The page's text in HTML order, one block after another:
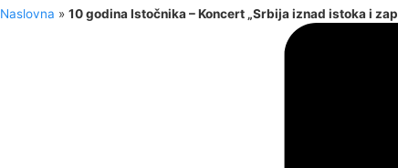
Naslovna » 10 godina Istočnika – Koncert „Srbija iznad istoka i